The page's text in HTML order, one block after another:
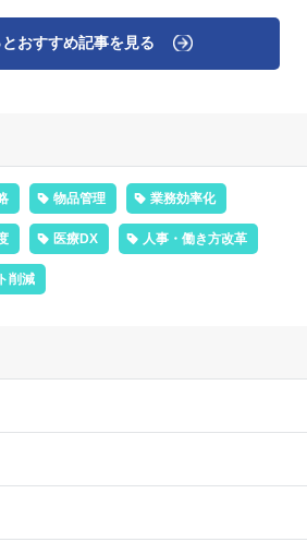
とおすすめ記事を見る
物品管理 業務効率化
医療DX 人事・働き方改革
削減